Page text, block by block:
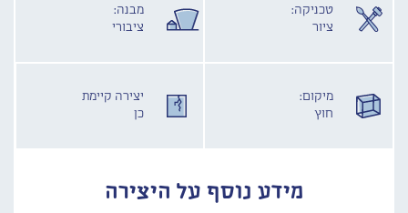
טכניקה:
ציור
מבנה:
ציבורי
מיקום:
חוץ
יצירה קיימת
כן
מידע נוסף על היצירה